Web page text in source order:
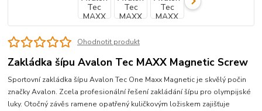
Ohodnotit produkt
Zakládka šípu Avalon Tec MAXX Magnetic Screw
Sportovní zakládka šípu Avalon Tec One Maxx Magnetic je skvělý počin
značky Avalon. Zcela profesionální řešení zakládání šípu pro olympijské
luky. Otočný závěs ramene opatřený kuličkovým ložiskem zajišťuje